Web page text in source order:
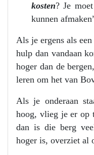
kosten? Je
kunnen
Als je ergens als
hulp dan vandaan
hoger dan de
leren om het van
Als je onderaan
hoog, vlieg je er op
dan is die berg
hoger is, overziet al